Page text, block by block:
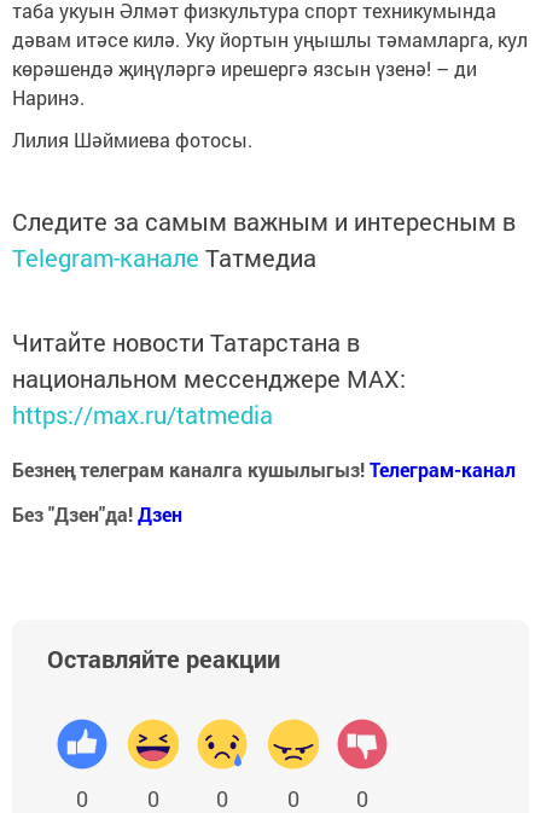
таба укуын Әлмәт физкультура спорт техникумында
дәвам итәсе килә. Уку йортын уңышлы тәмамларга, кул
көрәшендә җиңүләргә ирешергә язсын үзенә! – ди
Наринэ.
Лилия Шәймиева фотосы.
Следите за самым важным и интересным в
Telegram-канале Татмедиа
Читайте новости Татарстана в
национальном мессенджере MАХ:
https://max.ru/tatmedia
Безнең телеграм каналга кушылыгыз!Телеграм-канал
Без "Дзен"да!Дзен
Оставляйте реакции
0 0 0 0 0